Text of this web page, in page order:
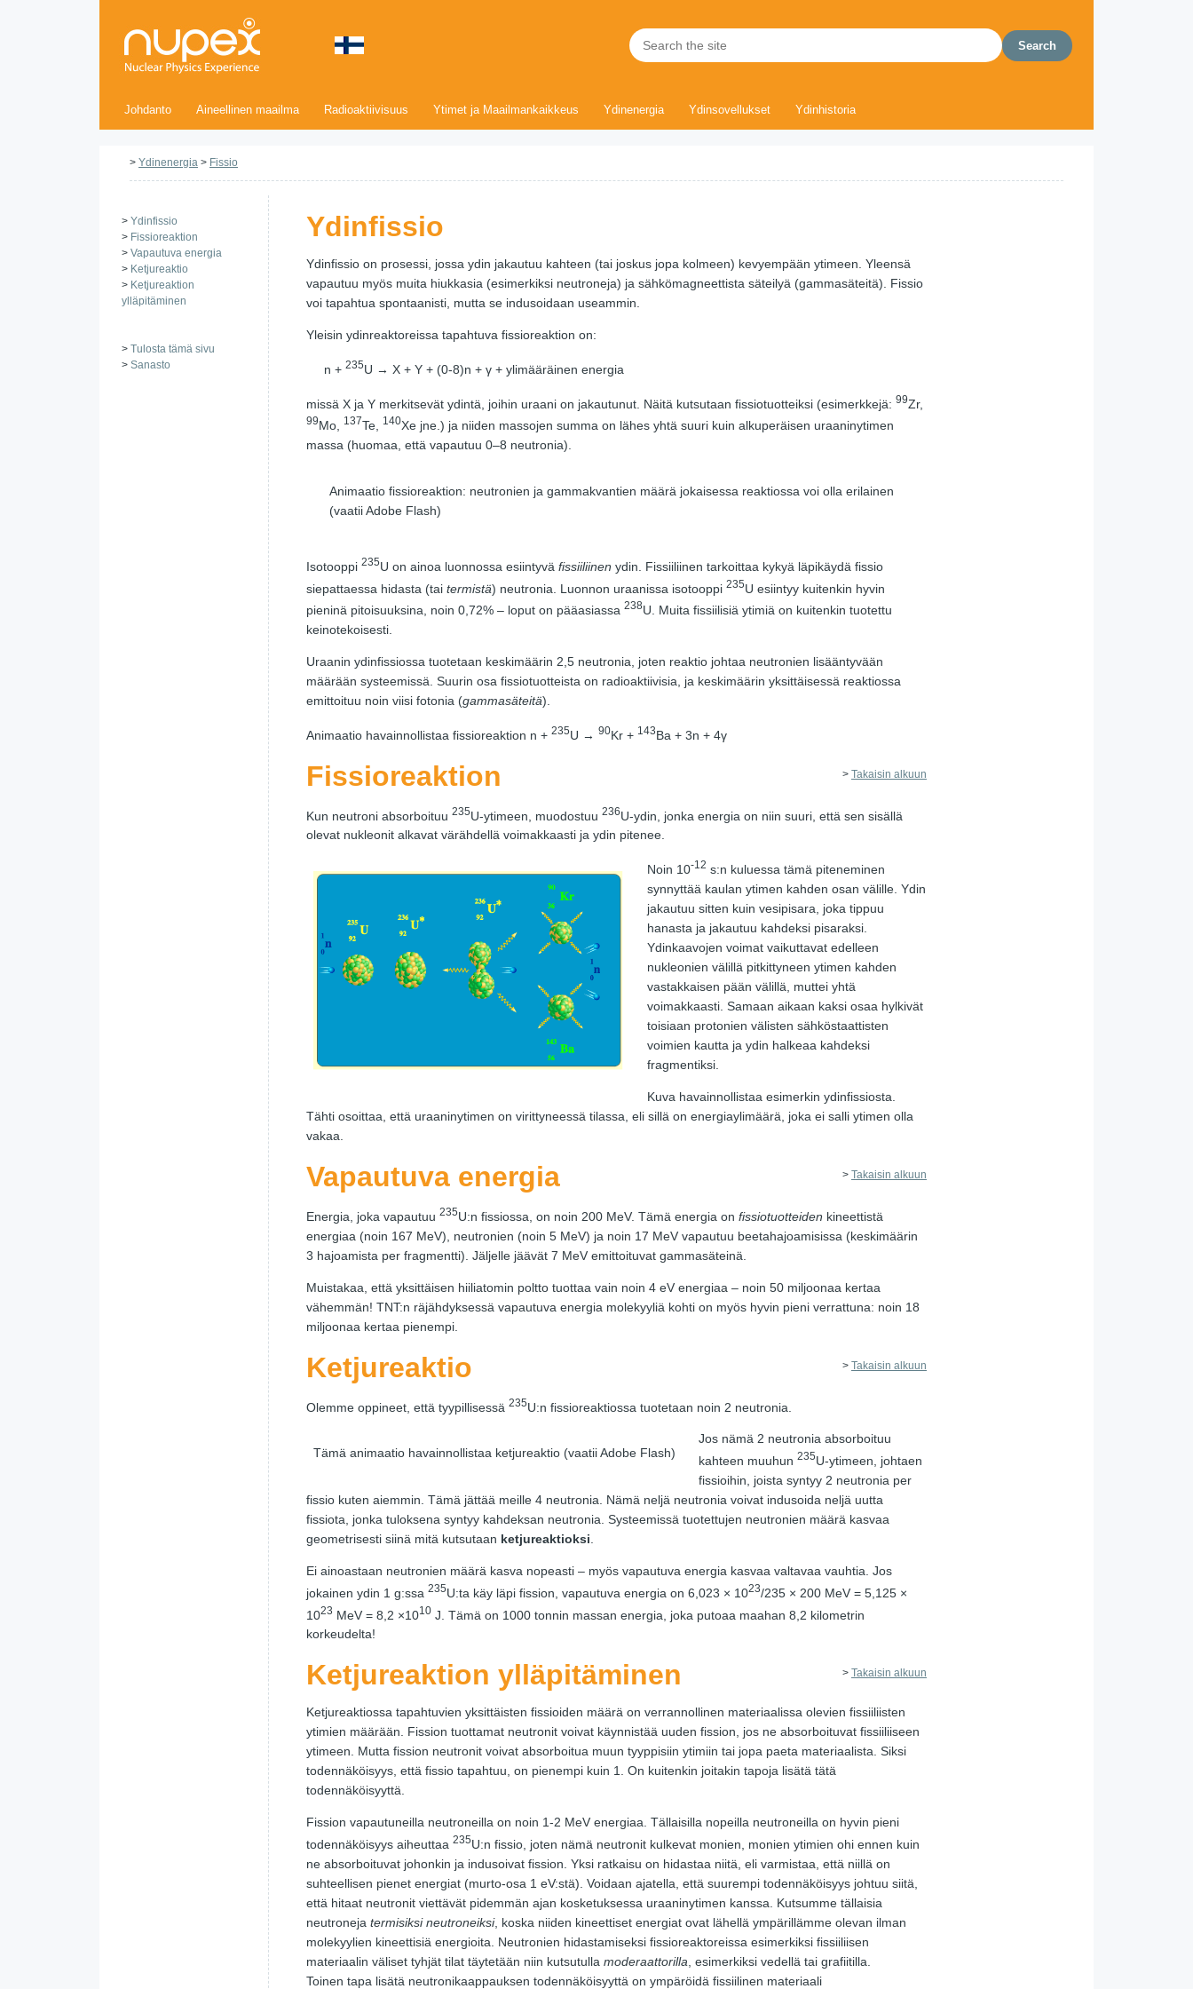
Johdanto Aineellinen maailma Radioaktiivisuus Ytimet ja Maailmankaikkeus Ydinenergia Ydinsovellukset Ydinhistoria
> Ydinenergia > Fissio
> Ydinfissio
> Fissioreaktion
> Vapautuva energia
> Ketjureaktio
> Ketjureaktion
ylläpitäminen
> Tulosta tämä sivu
> Sanasto
Ydinfissio
Ydinfissio on prosessi, jossa ydin jakautuu kahteen (tai joskus jopa kolmeen) kevyempään ytimeen. Yleensä
vapautuu myös muita hiukkasia (esimerkiksi neutroneja) ja sähkömagneettista säteilyä (gammasäteitä). Fissio
voi tapahtua spontaanisti, mutta se indusoidaan useammin.
Yleisin ydinreaktoreissa tapahtuva fissioreaktion on:
n + 235U → X + Y + (0-8)n + γ + ylimääräinen energia
missä X ja Y merkitsevät ydintä, joihin uraani on jakautunut. Näitä kutsutaan fissiotuotteiksi (esimerkkejä: 99Zr,
99Mo, 137Te, 140Xe jne.) ja niiden massojen summa on lähes yhtä suuri kuin alkuperäisen uraaninytimen
massa (huomaa, että vapautuu 0–8 neutronia).
Animaatio fissioreaktion: neutronien ja gammakvantien määrä jokaisessa reaktiossa voi olla erilainen
(vaatii Adobe Flash)
Isotooppi 235U on ainoa luonnossa esiintyvä fissiiliinen ydin. Fissiiliinen tarkoittaa kykyä läpikäydä fissio
siepattaessa hidasta (tai termistä) neutronia. Luonnon uraanissa isotooppi 235U esiintyy kuitenkin hyvin
pieninä pitoisuuksina, noin 0,72% – loput on pääasiassa 238U. Muita fissiilisiä ytimiä on kuitenkin tuotettu
keinotekoisesti.
Uraanin ydinfissiossa tuotetaan keskimäärin 2,5 neutronia, joten reaktio johtaa neutronien lisääntyvään
määrään systeemissä. Suurin osa fissiotuotteista on radioaktiivisia, ja keskimäärin yksittäisessä reaktiossa
emittoituu noin viisi fotonia (gammasäteitä).
Animaatio havainnollistaa fissioreaktion n + 235U → 90Kr + 143Ba + 3n + 4γ
> Takaisin alkuun
Fissioreaktion
Kun neutroni absorboituu 235U-ytimeen, muodostuu 236U-ydin, jonka energia on niin suuri, että sen sisällä
olevat nukleonit alkavat värähdellä voimakkaasti ja ydin pitenee.
Noin 10-12 s:n kuluessa tämä piteneminen
synnyttää kaulan ytimen kahden osan välille. Ydin
jakautuu sitten kuin vesipisara, joka tippuu
hanasta ja jakautuu kahdeksi pisaraksi.
Ydinkaavojen voimat vaikuttavat edelleen
nukleonien välillä pitkittyneen ytimen kahden
vastakkaisen pään välillä, muttei yhtä
voimakkaasti. Samaan aikaan kaksi osaa hylkivät
toisiaan protonien välisten sähköstaattisten
voimien kautta ja ydin halkeaa kahdeksi
fragmentiksi.
Kuva havainnollistaa esimerkin ydinfissiosta.
Tähti osoittaa, että uraaninytimen on virittyneessä tilassa, eli sillä on energiaylimäärä, joka ei salli ytimen olla
vakaa.
> Takaisin alkuun
Vapautuva energia
Energia, joka vapautuu 235U:n fissiossa, on noin 200 MeV. Tämä energia on fissiotuotteiden kineettistä
energiaa (noin 167 MeV), neutronien (noin 5 MeV) ja noin 17 MeV vapautuu beetahajoamisissa (keskimäärin
3 hajoamista per fragmentti). Jäljelle jäävät 7 MeV emittoituvat gammasäteinä.
Muistakaa, että yksittäisen hiiliatomin poltto tuottaa vain noin 4 eV energiaa – noin 50 miljoonaa kertaa
vähemmän! TNT:n räjähdyksessä vapautuva energia molekyyliä kohti on myös hyvin pieni verrattuna: noin 18
miljoonaa kertaa pienempi.
> Takaisin alkuun
Ketjureaktio
Olemme oppineet, että tyypillisessä 235U:n fissioreaktiossa tuotetaan noin 2 neutronia.
Tämä animaatio havainnollistaa ketjureaktio (vaatii Adobe Flash)
Jos nämä 2 neutronia absorboituu
kahteen muuhun 235U-ytimeen, johtaen
fissioihin, joista syntyy 2 neutronia per
fissio kuten aiemmin. Tämä jättää meille 4 neutronia. Nämä neljä neutronia voivat indusoida neljä uutta
fissiota, jonka tuloksena syntyy kahdeksan neutronia. Systeemissä tuotettujen neutronien määrä kasvaa
geometrisesti siinä mitä kutsutaan ketjureaktioksi
Ei ainoastaan neutronien määrä kasva nopeasti – myös vapautuva energia kasvaa valtavaa vauhtia. Jos
jokainen ydin 1 g:ssa 235U:ta käy läpi fission, vapautuva energia on 6,023 × 1023/235 × 200 MeV = 5,125 ×
1023 MeV = 8,2 ×1010 J. Tämä on 1000 tonnin massan energia, joka putoaa maahan 8,2 kilometrin
korkeudelta!
> Takaisin alkuun
Ketjureaktion ylläpitäminen
Ketjureaktiossa tapahtuvien yksittäisten fissioiden määrä on verrannollinen materiaalissa olevien fissiiliisten
ytimien määrään. Fission tuottamat neutronit voivat käynnistää uuden fission, jos ne absorboituvat fissiiliiseen
ytimeen. Mutta fission neutronit voivat absorboitua muun tyyppisiin ytimiin tai jopa paeta materiaalista. Siksi
todennäköisyys, että fissio tapahtuu, on pienempi kuin 1. On kuitenkin joitakin tapoja lisätä tätä
todennäköisyyttä.
Fission vapautuneilla neutroneilla on noin 1-2 MeV energiaa. Tällaisilla nopeilla neutroneilla on hyvin pieni
todennäköisyys aiheuttaa 235U:n fissio, joten nämä neutronit kulkevat monien, monien ytimien ohi ennen kuin
ne absorboituvat johonkin ja indusoivat fission. Yksi ratkaisu on hidastaa niitä, eli varmistaa, että niillä on
suhteellisen pienet energiat (murto-osa 1 eV:stä). Voidaan ajatella, että suurempi todennäköisyys johtuu siitä,
että hitaat neutronit viettävät pidemmän ajan kosketuksessa uraaninytimen kanssa. Kutsumme tällaisia
neutroneja termisiksi neutroneiksi, koska niiden kineettiset energiat ovat lähellä ympärillämme olevan ilman
molekyylien kineettisiä energioita. Neutronien hidastamiseksi fissioreaktoreissa esimerkiksi fissiiliisen
materiaalin väliset tyhjät tilat täytetään niin kutsutulla moderaattorilla , esimerkiksi vedellä tai grafiitilla.
Toinen tapa lisätä neutronikaappauksen todennäköisyyttä on ympäröidä fissiilinen materiaali